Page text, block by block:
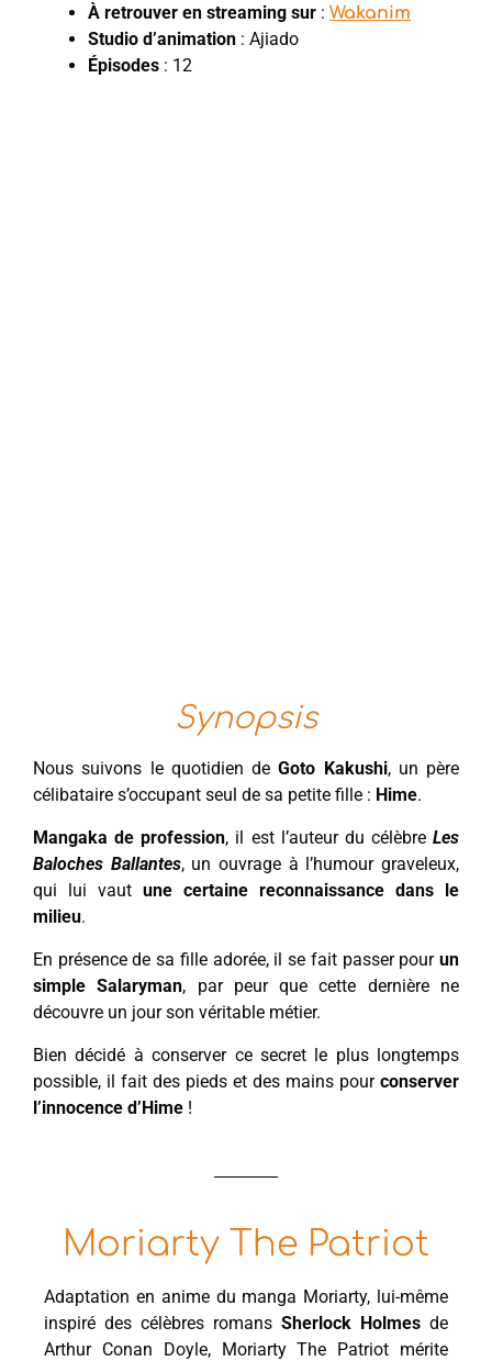
À retrouver en streaming sur : Wakanim
Studio d’animation : Ajiado
Épisodes : 12
Synopsis
Nous suivons le quotidien deGoto Kakushi, un père
célibataire s’occupant seul de sa petite fille : Hime.
Mangaka de profession, il est l’auteur du célèbre Les
Baloches Ballantes, un ouvrage à l’humour graveleux,
qui lui vaut une certaine reconnaissance dans le
milieu.
En présence de sa fille adorée, il se fait passer pour un
simple Salaryman, par peur que cette dernière ne
découvre un jour son véritable métier.
Bien décidé à conserver ce secret le plus longtemps
possible, il fait des pieds et des mains pour conserver
l’innocence d’Hime !
Moriarty The Patriot
Adaptation en anime du manga Moriarty, lui-même
inspiré des célèbres romans Sherlock Holmes de
Arthur Conan Doyle, Moriarty The Patriot mérite